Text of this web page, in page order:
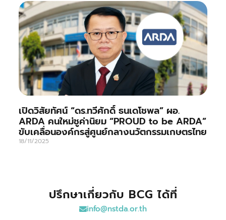
เปิดวิสัยทัศน์ “ดร.ทวีศักดิ์ ธนเดโชพล” ผอ.
ARDA คนใหม่ชูค่านิยม “PROUD to be ARDA”
ขับเคลื่อนองค์กรสู่ศูนย์กลางนวัตกรรมเกษตรไทย
18/11/2025
ปรึกษาเกี่ยวกับ BCG ได้ที่
info@nstda.or.th